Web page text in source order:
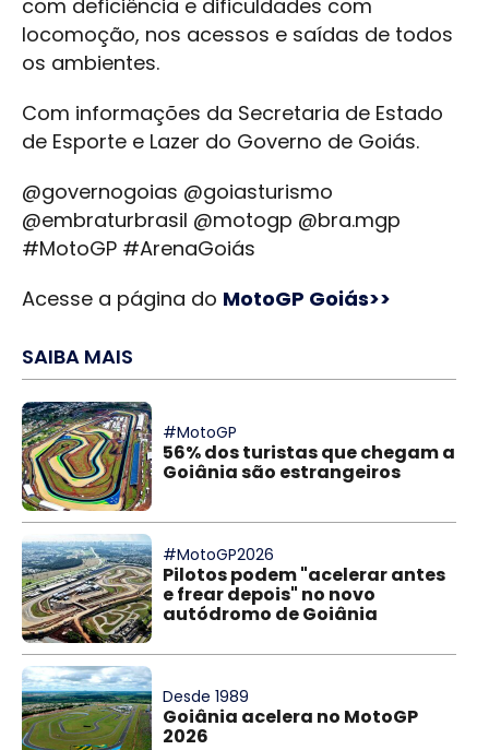
com deficiência e dificuldades com
locomoção, nos acessos e saídas de todos
os ambientes.
Com informações da Secretaria de Estado
de Esporte e Lazer do Governo de Goiás.
@governogoias @goiasturismo
@embraturbrasil @motogp @bra.mgp
#MotoGP #ArenaGoiás
Acesse a página do MotoGP Goiás>>
SAIBA MAIS
#MotoGP
56% dos turistas que chegam a
Goiânia são estrangeiros
#MotoGP2026
Pilotos podem "acelerar antes
e frear depois" no novo
autódromo de Goiânia
Desde 1989
Goiânia acelera no MotoGP
2026